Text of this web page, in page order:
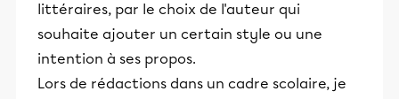
littéraires, par le choix de l'auteur qui
souhaite ajouter un certain style ou une
intention à ses propos.
Lors de rédactions dans un cadre scolaire, je